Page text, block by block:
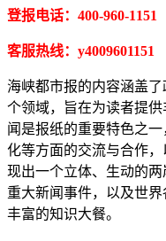
登报电话：400-960-1151
客服热线：y4009601151
海峡都市报的内容涵盖
个领域，旨在为读者提
闻是报纸的重要特色之
化等方面的交流与合作
现出一个立体、生动的
重大新闻事件，以及世
丰富的知识大餐。